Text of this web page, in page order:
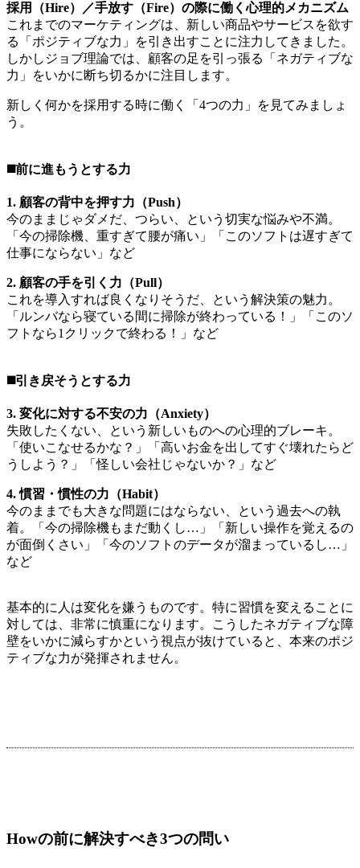
採用（Hire）／手放す（Fire）の際に働く心理的メカニズム
これまでのマーケティングは、新しい商品やサービスを欲す
る「ポジティブな力」を引き出すことに注力してきました。
しかしジョブ理論では、顧客の足を引っ張る「ネガティブな
力」をいかに断ち切るかに注目します。
新しく何かを採用する時に働く「4つの力」を見てみましょ
う。
◼️前に進もうとする力
1. 顧客の背中を押す力（Push）
今のままじゃダメだ、つらい、という切実な悩みや不満。
「今の掃除機、重すぎて腰が痛い」「このソフトは遅すぎて
仕事にならない」など
2. 顧客の手を引く力（Pull）
これを導入すれば良くなりそうだ、という解決策の魅力。
「ルンバなら寝ている間に掃除が終わっている！」「このソ
フトなら1クリックで終わる！」など
◼️引き戻そうとする力
3. 変化に対する不安の力（Anxiety）
失敗したくない、という新しいものへの心理的ブレーキ。
「使いこなせるかな？」「高いお金を出してすぐ壊れたらど
うしよう？」「怪しい会社じゃないか？」など
4. 慣習・慣性の力（Habit）
今のままでも大きな問題にはならない、という過去への執
着。「今の掃除機もまだ動くし…」「新しい操作を覚えるの
が面倒くさい」「今のソフトのデータが溜まっているし…」
など
基本的に人は変化を嫌うものです。特に習慣を変えることに
対しては、非常に慎重になります。こうしたネガティブな障
壁をいかに減らすかという視点が抜けていると、本来のポジ
ティブな力が発揮されません。
Howの前に解決すべき3つの問い